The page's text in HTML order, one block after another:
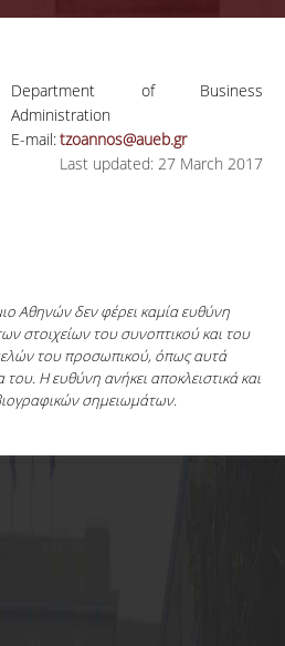
Department of Business
Administration
E-mail:tzoannos@aueb.gr
Last updated: 27 March 2017
Αθηνών δεν φέρει καμία ευθύνη
στοιχείων του συνοπτικού και του
του προσωπικού, όπως αυτά
Η ευθύνη ανήκει αποκλειστικά και
σημειωμάτων.